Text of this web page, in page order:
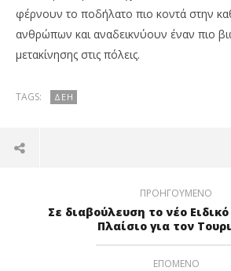
φέρνουν το ποδήλατο πιο κοντά στην
ανθρώπων και αναδεικνύουν έναν πιο
μετακίνησης στις πόλεις.
TAGS: ΔΕΗ
ΠΡΟΗΓΟΎΜΕΝΟ
Σε διαβούλευση το νέο
Πλαίσιο για τον
ΕΠΌΜΕΝΟ